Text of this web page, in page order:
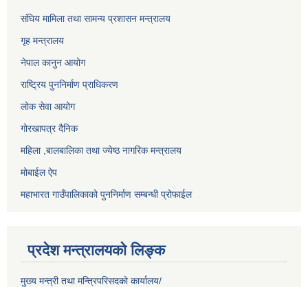
संघिय मामिला तथा सामन्य प्रशासन मन्त्रालय
गृह मन्त्रालय
नेपाल कानुन आयोग
राष्ट्रिय पुननिर्माण प्राधिकरण
लोक सेवा आयोग
गोरखापत्र दैनिक
महिला ,बालबालिका तथा ज्येष्ठ नागरिक मन्त्रालय
मोबाईल ऐप
महाभारत गाउँपालिकाको पुननिर्माण सम्बन्धी प्रोफाईल
प्रदेश मन्त्रालयको लिङ्क
मुख्य मन्त्री तथा मन्त्रिपरिसदको कार्यालय/